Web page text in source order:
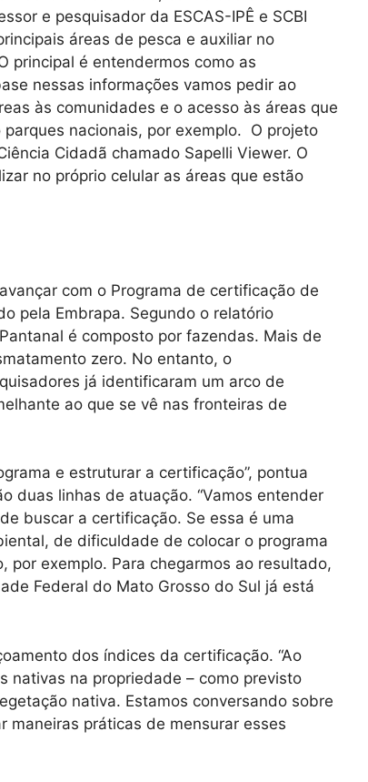
e pesquisador da ESCAS-IPÊ e SCBI
áreas de pesca e auxiliar no
principal é entendermos como as
nessas informações vamos pedir ao
às comunidades e o acesso às áreas que
nacionais, por exemplo. O projeto
Cidadã chamado Sapelli Viewer. O
no próprio celular as áreas que estão
com o Programa de certificação de
pela Embrapa. Segundo o relatório
é composto por fazendas. Mais de
zero. No entanto, o
já identificaram um arco de
ao que se vê nas fronteiras de
e estruturar a certificação”, pontua
duas linhas de atuação. “Vamos entender
buscar a certificação. Se essa é uma
de dificuldade de colocar o programa
exemplo. Para chegarmos ao resultado,
Federal do Mato Grosso do Sul já está
dos índices da certificação. “Ao
nativas na propriedade – como previsto
nativa. Estamos conversando sobre
maneiras práticas de mensurar esses